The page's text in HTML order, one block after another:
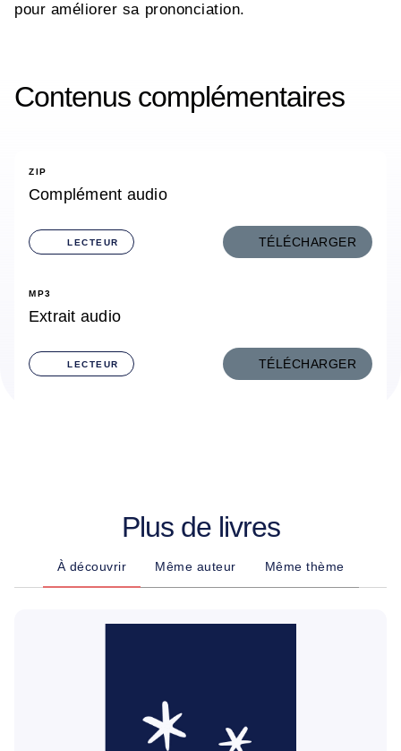
pour améliorer sa prononciation.
Contenus complémentaires
ZIP
Complément audio
LECTEUR TÉLÉCHARGER
MP3
Extrait audio
LECTEUR TÉLÉCHARGER
Plus de livres
À découvrir Même auteur Même thème